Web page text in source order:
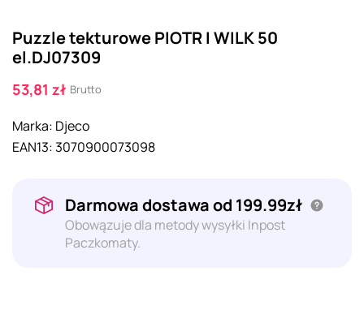
Puzzle tekturowe PIOTR I WILK 50
el.DJ07309
53,81 zł Brutto
Marka: Djeco
EAN13:3070900073098
Darmowa dostawa od 199.99zł
Obowązuje dla metody wysyłki Inpost
Paczkomaty.